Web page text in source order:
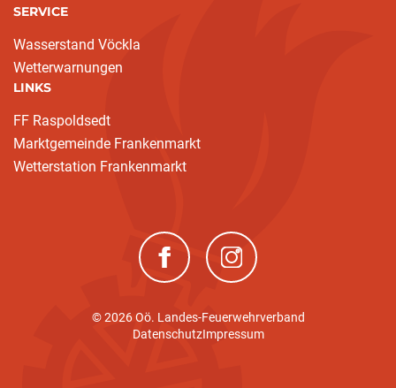
SERVICE
Wasserstand Vöckla
Wetterwarnungen
LINKS
FF Raspoldsedt
Marktgemeinde Frankenmarkt
Wetterstation Frankenmarkt
(neues Fenster)(neues Fenster)
© 2026 Oö. Landes-Feuerwehrverband
DatenschutzImpressum